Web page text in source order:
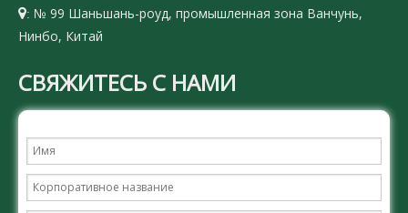
: № 99 Шаньшань-роуд, промышленная зона Ванчунь,
Нинбо, Китай
СВЯЖИТЕСЬ С НАМИ